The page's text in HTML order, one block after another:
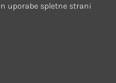
uporabe spletne strani